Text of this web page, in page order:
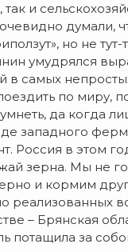
и
думали,
но не
умудрялся
в самых
по миру,
да когда
западного
Россия в этом
зерна. Мы не
и кормим
реализованных
– Брянская
потащила за